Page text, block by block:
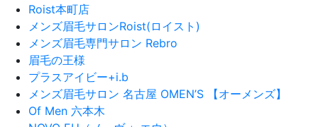
Roist本町店
メンズ眉毛サロンRoist(ロイスト)
メンズ眉毛専門サロン Rebro
眉毛の王様
プラスアイビー+i.b
メンズ眉毛サロン 名古屋 OMEN’S 【オーメンズ】
Of Men 六本木